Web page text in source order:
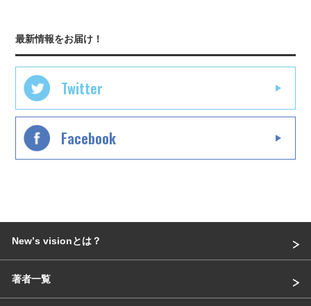
最新情報をお届け！
Twitter
Facebook
Newʼs visionとは？
著者一覧